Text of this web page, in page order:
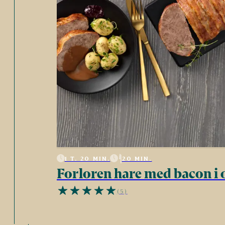
1 T. 20 MIN. 20 MIN.
Forloren hare med bacon i
(5)